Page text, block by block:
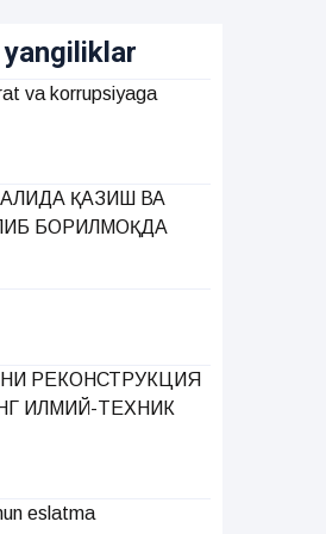
yangiliklar
va korrupsiyaga
ҚАЗИШ ВА
БОРИЛМОҚДА
РЕКОНСТРУКЦИЯ
ИЛМИЙ-ТЕХНИК
eslatma